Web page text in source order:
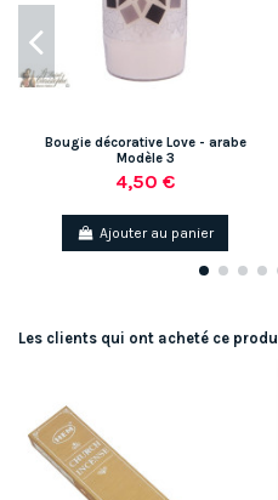
Bougie décorative Love - arabe
Modèle 3
4,50 €
Ajouter au panier
Les clients qui ont acheté ce